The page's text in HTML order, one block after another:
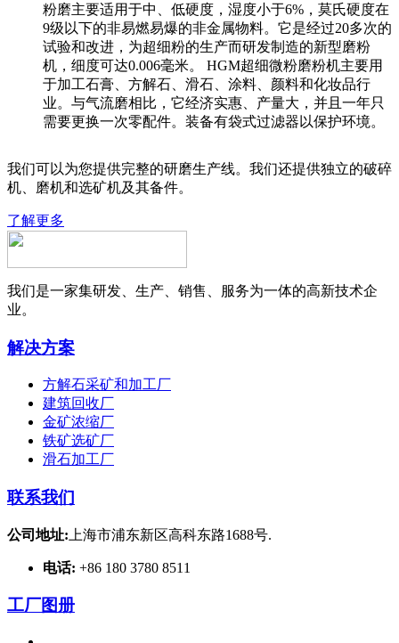
粉磨主要适用于中、低硬度，湿度小于6%，莫氏硬度在
9级以下的非易燃易爆的非金属物料。它是经过20多次的
试验和改进，为超细粉的生产而研发制造的新型磨粉
机，细度可达0.006毫米。 HGM超细微粉磨粉机主要用
于加工石膏、方解石、滑石、涂料、颜料和化妆品行
业。与气流磨相比，它经济实惠、产量大，并且一年只
需要更换一次零配件。装备有袋式过滤器以保护环境。
我们可以为您提供完整的研磨生产线。我们还提供独立的破碎
机、磨机和选矿机及其备件。
了解更多
我们是一家集研发、生产、销售、服务为一体的高新技术企
业。
解决方案
方解石采矿和加工厂
建筑回收厂
金矿浓缩厂
铁矿选矿厂
滑石加工厂
联系我们
公司地址: 上海市浦东新区高科东路1688号.
电话: +86 180 3780 8511
工厂图册